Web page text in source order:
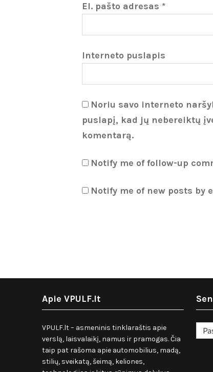
El. pašto adresas *
Interneto puslapis
Noriu savo interneto
puslapį, kad jų nebereiktų
komentarą.
Notify me of follow-up
Notify me of new posts by
Apie VPULF.lt
VPULF.lt – asmeninis tinklaraštis apie
verslą, laisvalaikį, namus ir pramogas. Čia
taip pat rašoma apie automobilius, madą,
stilių, sveikatą, šeimą, keliones,
Seni